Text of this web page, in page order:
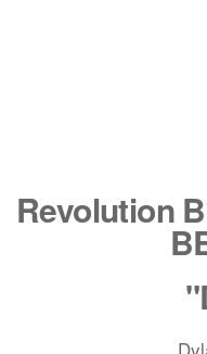
Revolution